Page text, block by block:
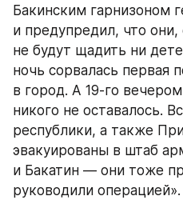
Бакинским гарнизоном
и предупредил, что
не будут щадить ни
ночь сорвалась первая
в город. А 19-го
никого не оставалось.
республики, а также
эвакуированы в штаб
и Бакатин — они тоже
руководили операцией».